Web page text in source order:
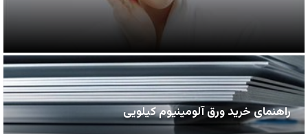
راهنمای خرید ورق آلومینیوم کیلویی